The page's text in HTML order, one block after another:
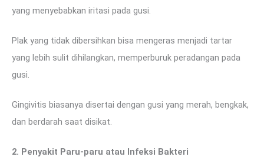
yang menyebabkan iritasi pada gusi.
Plak yang tidak dibersihkan bisa mengeras menjadi tartar
yang lebih sulit dihilangkan, memperburuk peradangan pada
gusi.
Gingivitis biasanya disertai dengan gusi yang merah, bengkak,
dan berdarah saat disikat.
2. Penyakit Paru-paru atau Infeksi Bakteri